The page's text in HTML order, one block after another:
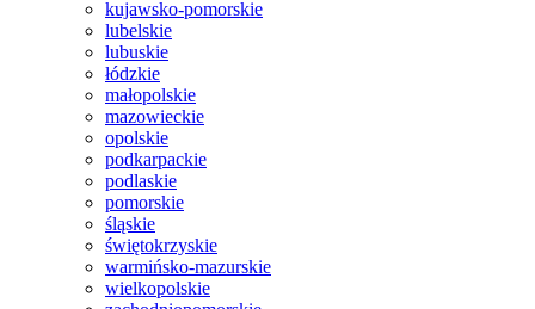
kujawsko-pomorskie
lubelskie
lubuskie
łódzkie
małopolskie
mazowieckie
opolskie
podkarpackie
podlaskie
pomorskie
śląskie
świętokrzyskie
warmińsko-mazurskie
wielkopolskie